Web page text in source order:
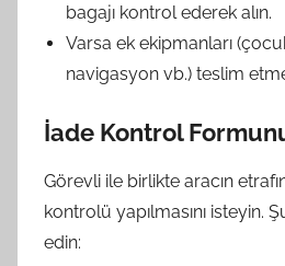
bagajı kontrol ederek alın.
Varsa ek ekipmanları
navigasyon vb.) teslim
İade Kontrol
Görevli ile birlikte aracın
kontrolü yapılmasını isteyin.
edin: